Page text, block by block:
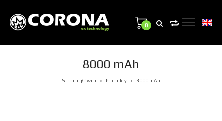
0
8000 mAh
Strona główna > Produkty > 8000 mAh